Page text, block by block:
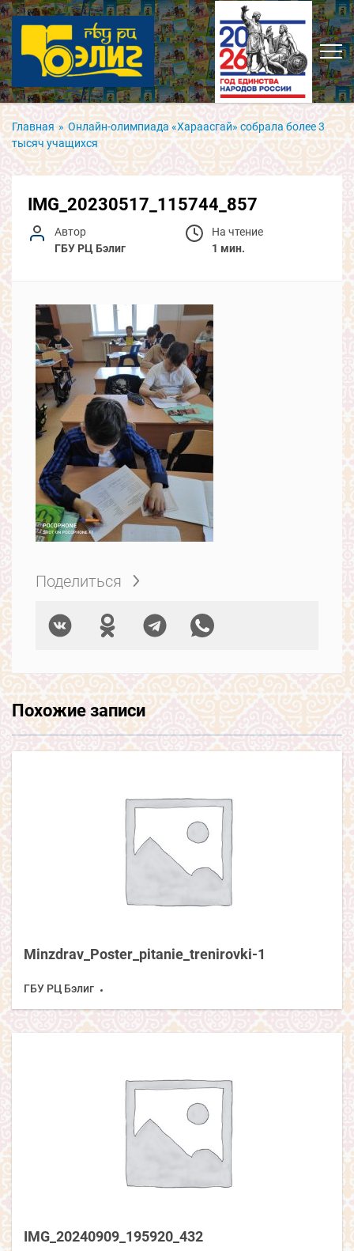
Главная » Онлайн-олимпиада «Хараасгай» собрала более 3
тысяч учащихся
IMG_20230517_115744_857
Автор
ГБУ РЦ Бэлиг
На чтение
1 мин.
Поделиться
Похожие записи
Minzdrav_Poster_pitanie_trenirovki-1
ГБУ РЦ Бэлиг
IMG_20240909_195920_432